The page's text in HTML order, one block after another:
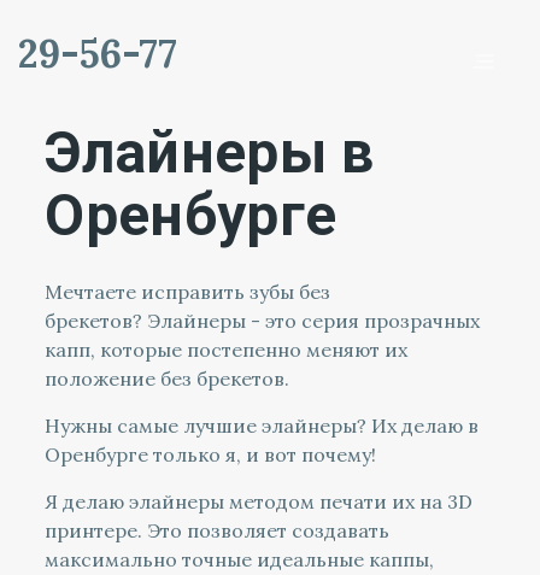
29-56-77
Элайнеры в
Оренбурге
Мечтаете исправить зубы без
брекетов? Элайнеры - это серия прозрачных
капп, которые постепенно меняют их
положение без брекетов.
Нужны самые лучшие элайнеры? Их делаю в
Оренбурге только я, и вот почему!
Я делаю элайнеры методом печати их на 3D
принтере. Это позволяет создавать
максимально точные идеальные каппы,